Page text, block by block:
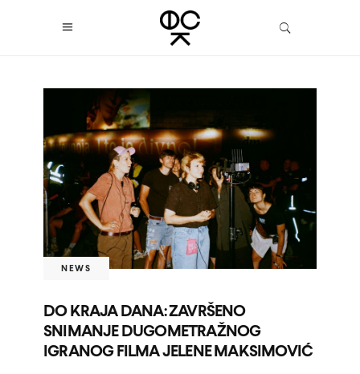
NEWS
DO KRAJA DANA: ZAVRŠENO
SNIMANJE DUGOMETRAŽNOG
IGRANOG FILMA JELENE MAKSIMOVIĆ